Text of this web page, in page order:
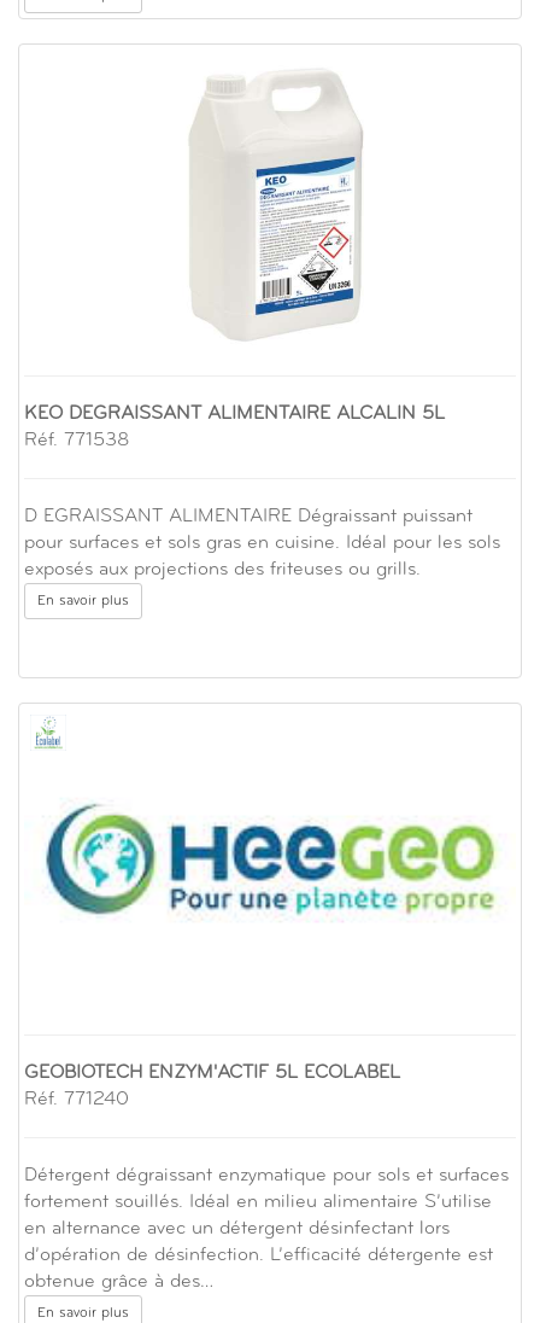
KEO DEGRAISSANT ALIMENTAIRE ALCALIN 5L
Réf. 771538
D EGRAISSANT ALIMENTAIRE Dégraissant puissant
pour surfaces et sols gras en cuisine. Idéal pour les sols
exposés aux projections des friteuses ou grills.
En savoir plus
GEOBIOTECH ENZYM'ACTIF 5L ECOLABEL
Réf. 771240
Détergent dégraissant enzymatique pour sols et surfaces
fortement souillés. Idéal en milieu alimentaire S’utilise
en alternance avec un détergent désinfectant lors
d’opération de désinfection. L’efficacité détergente est
obtenue grâce à des…
En savoir plus